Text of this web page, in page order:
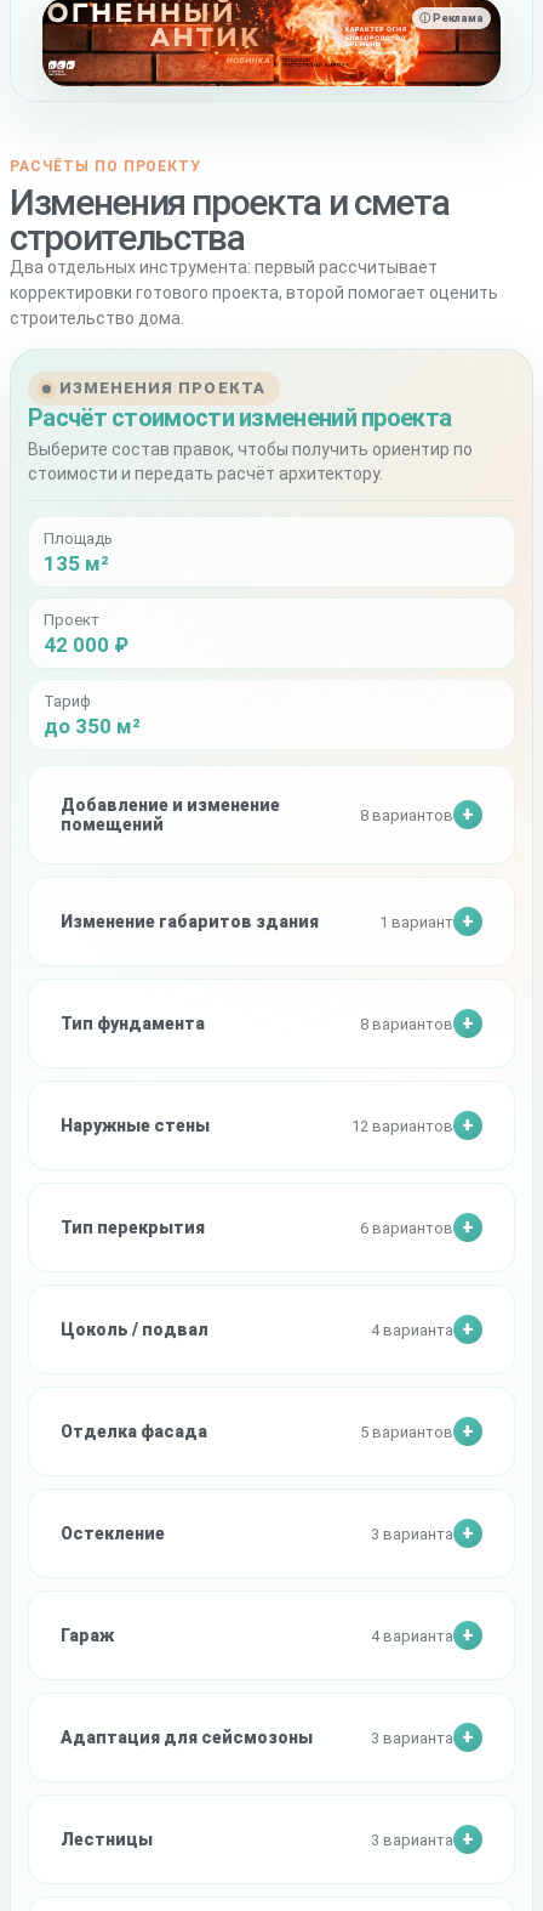
ⓘ Реклама
РАСЧЁТЫ ПО ПРОЕКТУ
Изменения проекта и смета
строительства
Два отдельных инструмента: первый рассчитывает
корректировки готового проекта, второй помогает оценить
строительство дома.
ИЗМЕНЕНИЯ ПРОЕКТА
Расчёт стоимости изменений проекта
Выберите состав правок, чтобы получить ориентир по
стоимости и передать расчёт архитектору.
Площадь
135 м²
Проект
42 000 ₽
Тариф
до 350 м²
Добавление и изменение
помещений
8 вариантов
Изменение габаритов здания 1 вариант
Тип фундамента 8 вариантов
Наружные стены 12 вариантов
Тип перекрытия 6 вариантов
Цоколь / подвал 4 варианта
Отделка фасада 5 вариантов
Остекление 3 варианта
Гараж 4 варианта
Адаптация для сейсмозоны 3 варианта
Лестницы 3 варианта